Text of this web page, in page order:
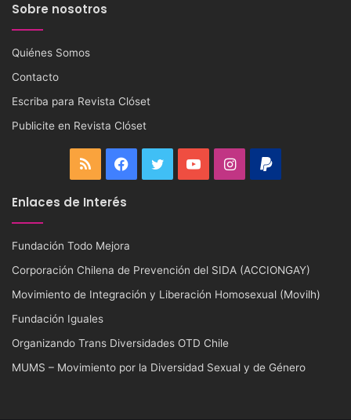
Sobre nosotros
Quiénes Somos
Contacto
Escriba para Revista Clóset
Publicite en Revista Clóset
RSS Facebook
TwitterYouTubeInstagram
PayPal
Enlaces de Interés
Fundación Todo Mejora
Corporación Chilena de Prevención del SIDA (ACCIONGAY)
Movimiento de Integración y Liberación Homosexual (Movilh)
Fundación Iguales
Organizando Trans Diversidades OTD Chile
MUMS – Movimiento por la Diversidad Sexual y de Género